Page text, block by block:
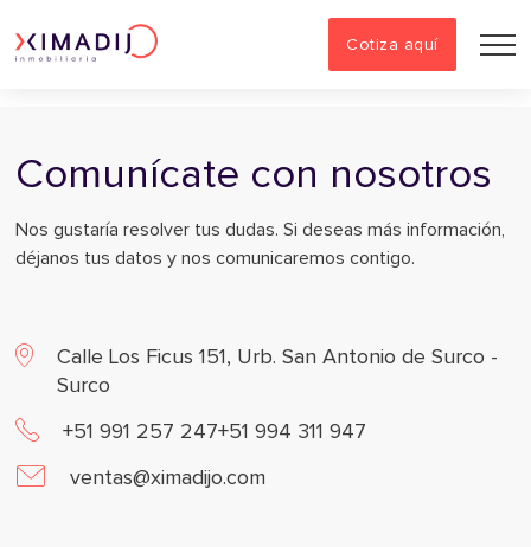
Cotiza aquí
Comunícate con nosotros
Nos gustaría resolver tus dudas. Si deseas más información,
déjanos tus datos y nos comunicaremos contigo.
Calle Los Ficus 151, Urb. San Antonio de Surco -
Surco
+51 991 257 247+51 994 311 947
ventas@ximadijo.com